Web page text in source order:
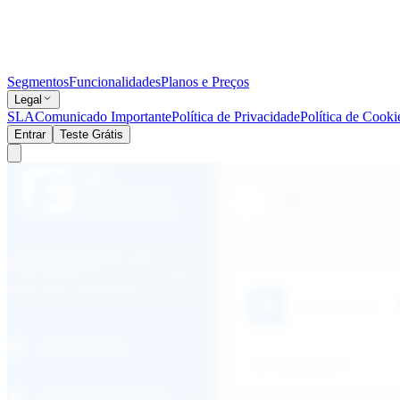
SegmentosFuncionalidadesPlanos e Preços
Legal
SLAComunicado ImportantePolítica de PrivacidadePolítica de
Entrar Teste Grátis